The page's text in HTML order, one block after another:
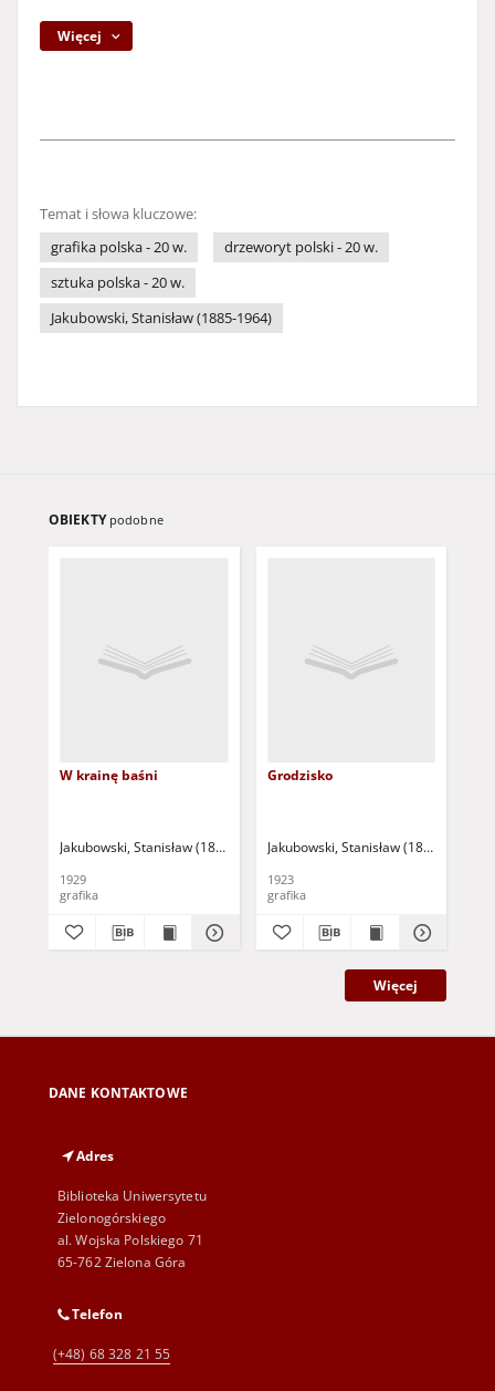
Więcej
Temat i słowa kluczowe:
grafika polska - 20 w.
drzeworyt polski - 20 w.
sztuka polska - 20 w.
Jakubowski, Stanisław (1885-1964)
OBIEKTY podobne
W krainę baśni
Jakubowski, Stanisław (1885-1964)
1929
grafika
Grodzisko
Jakubowski, Stanisław (1885-1964)
1923
grafika
Więcej
DANE KONTAKTOWE
Adres
Biblioteka Uniwersytetu
Zielonogórskiego
al. Wojska Polskiego 71
65-762 Zielona Góra
Telefon
(+48) 68 328 21 55